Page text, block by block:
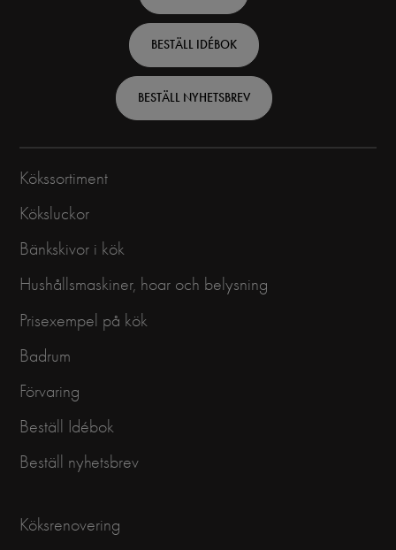
Swedish
BESTÄLL IDÉBOK
BESTÄLL NYHETSBREV
Kökssortiment
Köksluckor
Bänkskivor i kök
Hushållsmaskiner, hoar och belysning
Prisexempel på kök
Badrum
Förvaring
Beställ Idébok
Beställ nyhetsbrev
Köksrenovering